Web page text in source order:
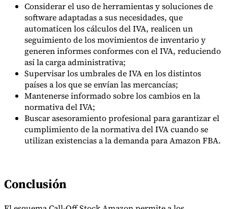
Considerar el uso de herramientas y soluciones de
software adaptadas a sus necesidades, que
automaticen los cálculos del IVA, realicen un
seguimiento de los movimientos de inventario y
generen informes conformes con el IVA, reduciendo
así la carga administrativa;
Supervisar los umbrales de IVA en los distintos
países a los que se envían las mercancías;
Mantenerse informado sobre los cambios en la
normativa del IVA;
Buscar asesoramiento profesional para garantizar el
cumplimiento de la normativa del IVA cuando se
utilizan existencias a la demanda para Amazon FBA.
Conclusión